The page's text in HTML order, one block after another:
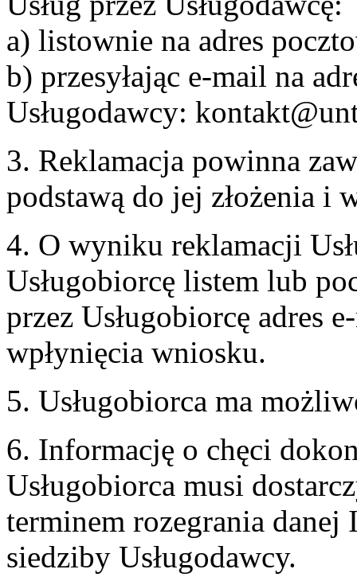
a) listownie na adres
b) przesyłając e-mail na
Usługodawcy:
3. Reklamacja powinna
podstawą do jej złożenia i
4. O wyniku reklamacji
Usługobiorcę listem lub
przez Usługobiorcę adres
wpłynięcia wniosku.
5. Usługobiorca ma
6. Informację o chęci
Usługobiorca musi
terminem rozegrania
siedziby Usługodawcy.